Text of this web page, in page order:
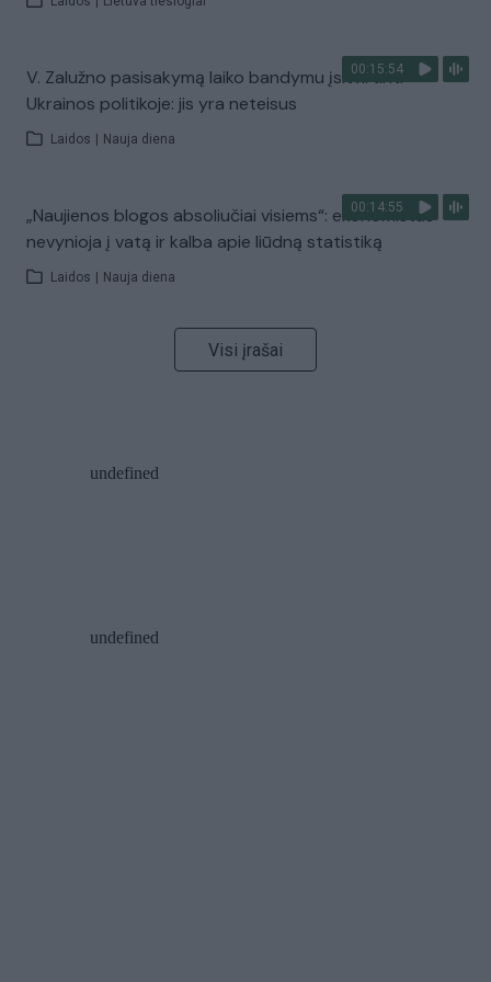
00:15:54
V. Zalužno pasisakymą laiko bandymu įsitvirtinti
Ukrainos politikoje: jis yra neteisus
Laidos Nauja diena
00:14:55
„Naujienos blogos absoliučiai visiems“: ekonomistas
nevynioja į vatą ir kalba apie liūdną statistiką
Laidos Nauja diena
Visi įrašai